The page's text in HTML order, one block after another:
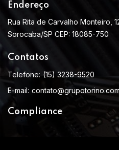
Endereço
Rua Rita de Carvalho Monteiro,
Sorocaba/SP CEP: 18085-750
Contatos
Telefone: (15) 3238-9520
E-mail:
Compliance